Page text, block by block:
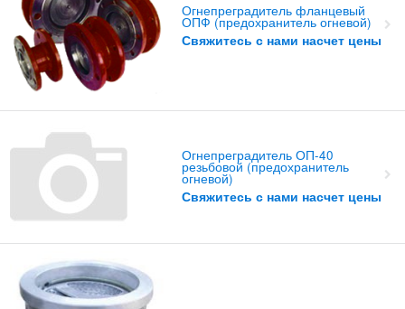
Огнепреградитель фланцевый
ОПФ (предохранитель огневой)
Свяжитесь с нами насчет цены
Огнепреградитель ОП-40
резьбовой (предохранитель
огневой)
Свяжитесь с нами насчет цены